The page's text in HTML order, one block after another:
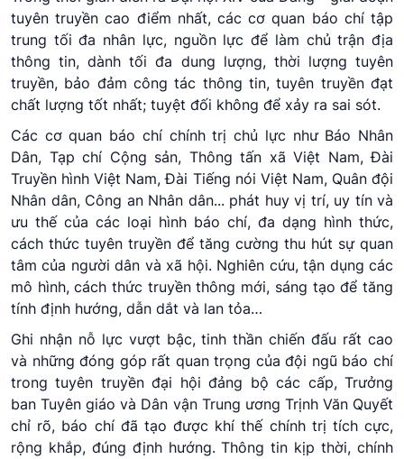
tuyên truyền cao điểm nhất, các cơ quan báo chí tập
trung tối đa nhân lực, nguồn lực để làm chủ trận địa
thông tin, dành tối đa dung lượng, thời lượng tuyên
truyền, bảo đảm công tác thông tin, tuyên truyền đạt
chất lượng tốt nhất; tuyệt đối không để xảy ra sai sót.
Các cơ quan báo chí chính trị chủ lực như Báo Nhân
Dân, Tạp chí Cộng sản, Thông tấn xã Việt Nam, Đài
Truyền hình Việt Nam, Đài Tiếng nói Việt Nam, Quân đội
Nhân dân, Công an Nhân dân... phát huy vị trí, uy tín và
ưu thế của các loại hình báo chí, đa dạng hình thức,
cách thức tuyên truyền để tăng cường thu hút sự quan
tâm của người dân và xã hội. Nghiên cứu, tận dụng các
mô hình, cách thức truyền thông mới, sáng tạo để tăng
tính định hướng, dẫn dắt và lan tỏa…
Ghi nhận nỗ lực vượt bậc, tinh thần chiến đấu rất cao
và những đóng góp rất quan trọng của đội ngũ báo chí
trong tuyên truyền đại hội đảng bộ các cấp, Trưởng
ban Tuyên giáo và Dân vận Trung ương Trịnh Văn Quyết
chỉ rõ, báo chí đã tạo được khí thế chính trị tích cực,
rộng khắp, đúng định hướng. Thông tin kịp thời, chính